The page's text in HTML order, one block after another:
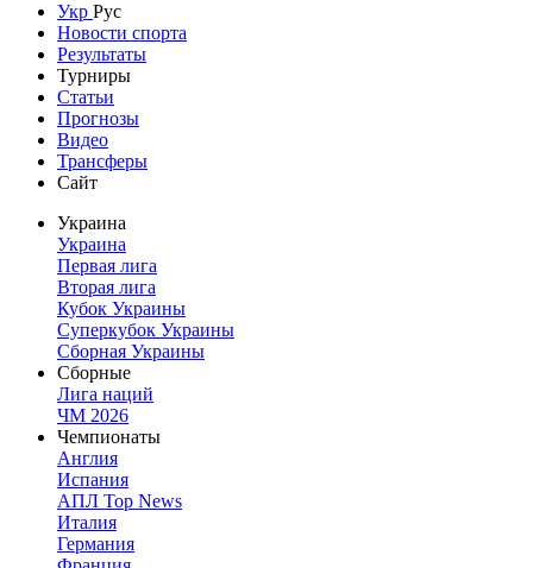
Укр Рус
Новости спорта
Результаты
Турниры
Статьи
Прогнозы
Видео
Трансферы
Сайт
Украина
Украина
Первая лига
Вторая лига
Кубок Украины
Суперкубок Украины
Сборная Украины
Сборные
Лига наций
ЧМ 2026
Чемпионаты
Англия
Испания
АПЛ Top News
Италия
Германия